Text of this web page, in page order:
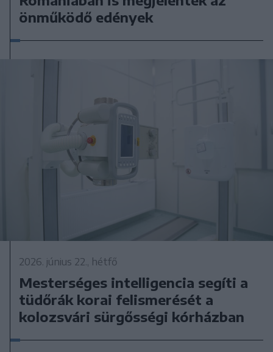
önműködő edények
2026. június 22., hétfő
Mesterséges intelligencia segíti a
tüdőrák korai felismerését a
kolozsvári sürgősségi kórházban